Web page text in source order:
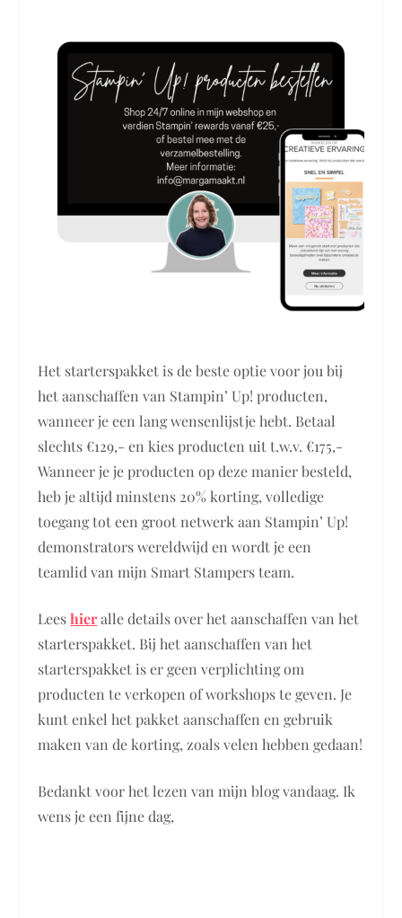
Het starterspakket is de beste optie voor jou bij
het aanschaffen van Stampin’ Up! producten,
wanneer je een lang wensenlijstje hebt. Betaal
slechts €129,- en kies producten uit t.w.v. €175,-
Wanneer je je producten op deze manier besteld,
heb je altijd minstens 20% korting, volledige
toegang tot een groot netwerk aan Stampin’ Up!
demonstrators wereldwijd en wordt je een
teamlid van mijn Smart Stampers team.
Leeshieralle details over het aanschaffen van het
starterspakket. Bij het aanschaffen van het
starterspakket is er geen verplichting om
producten te verkopen of workshops te geven. Je
kunt enkel het pakket aanschaffen en gebruik
maken van de korting, zoals velen hebben gedaan!
Bedankt voor het lezen van mijn blog vandaag. Ik
wens je een fijne dag,